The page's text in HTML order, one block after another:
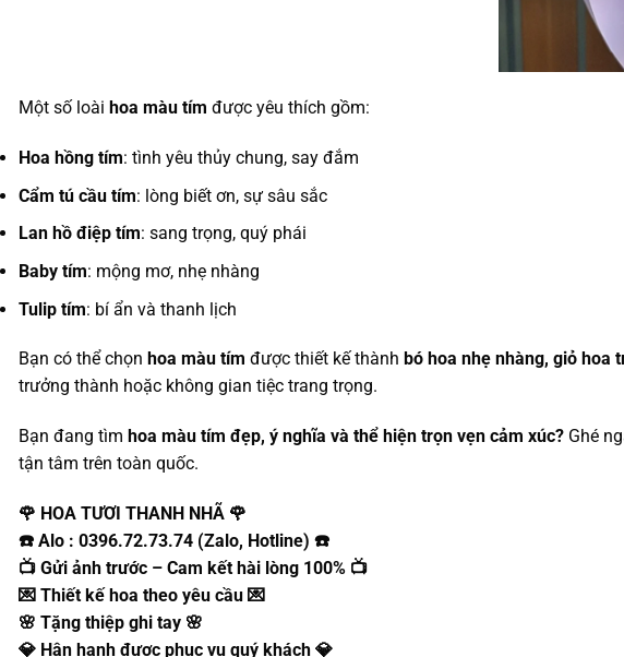
Một số loài hoa màu tím được yêu thích gồm:
Hoa hồng tím: tình yêu thủy chung, say đắm
Cẩm tú cầu tím: lòng biết ơn, sự sâu sắc
Lan hồ điệp tím: sang trọng, quý phái
Baby tím: mộng mơ, nhẹ nhàng
Tulip tím: bí ẩn và thanh lịch
Bạn có thể chọn hoa màu tím được thiết kế thành bó hoa nhẹ nhàng, giỏ hoa
trưởng thành hoặc không gian tiệc trang trọng.
Bạn đang tìm hoa màu tím đẹp, ý nghĩa và thể hiện trọn vẹn cảm xúc? Ghé
tận tâm trên toàn quốc.
🌹 HOA TƯƠI THANH NHÃ 🌹
☎️ Alo : 0396.72.73.74 (Zalo, Hotline) ☎️
📺 Gửi ảnh trước – Cam kết hài lòng 100% 📺
💌 Thiết kế hoa theo yêu cầu 💌
🌸 Tặng thiệp ghi tay 🌸
💎 Hân hạnh được phục vụ quý khách 💎